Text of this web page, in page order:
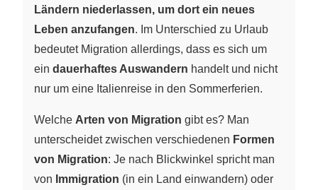
Ländern niederlassen, um dort ein neues
Leben anzufangen. Im Unterschied zu Urlaub
bedeutet Migration allerdings, dass es sich um
ein dauerhaftes Auswandern handelt und nicht
nur um eine Italienreise in den Sommerferien.
Welche Arten von Migration gibt es? Man
unterscheidet zwischen verschiedenen Formen
von Migration: Je nach Blickwinkel spricht man
von Immigration (in ein Land einwandern) oder